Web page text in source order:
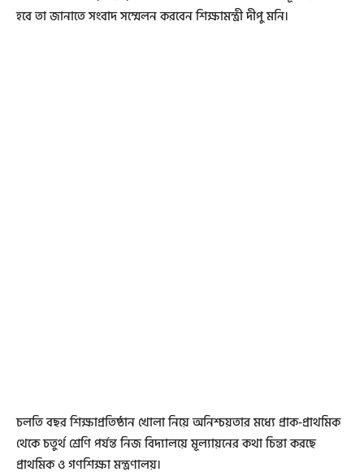
হবে তা জানাতে সংবাদ সম্মেলন করবেন শিক্ষামন্ত্রী দীপু মনি।
চলতি বছর শিক্ষাপ্রতিষ্ঠান খোলা নিয়ে অনিশ্চয়তার মধ্যে প্রাক-প্রাথমিক
থেকে চতুর্থ শ্রেণি পর্যন্ত নিজ বিদ্যালয়ে মূল্যায়নের কথা চিন্তা করছে
প্রাথমিক ও গণশিক্ষা মন্ত্রণালয়।